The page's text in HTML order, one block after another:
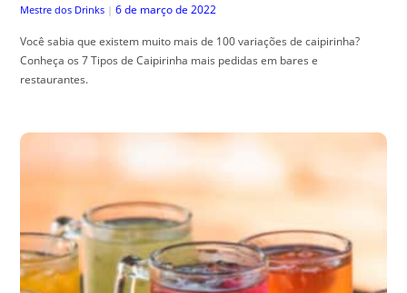
Mestre dos Drinks | 6 de março de 2022
Você sabia que existem muito mais de 100 variações de caipirinha?
Conheça os 7 Tipos de Caipirinha mais pedidas em bares e
restaurantes.